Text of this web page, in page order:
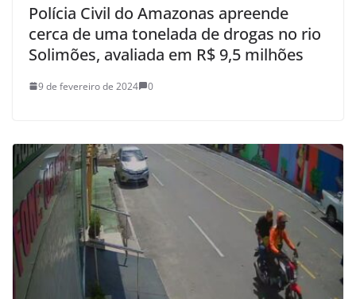
Polícia Civil do Amazonas apreende
cerca de uma tonelada de drogas no rio
Solimões, avaliada em R$ 9,5 milhões
9 de fevereiro de 2024 0